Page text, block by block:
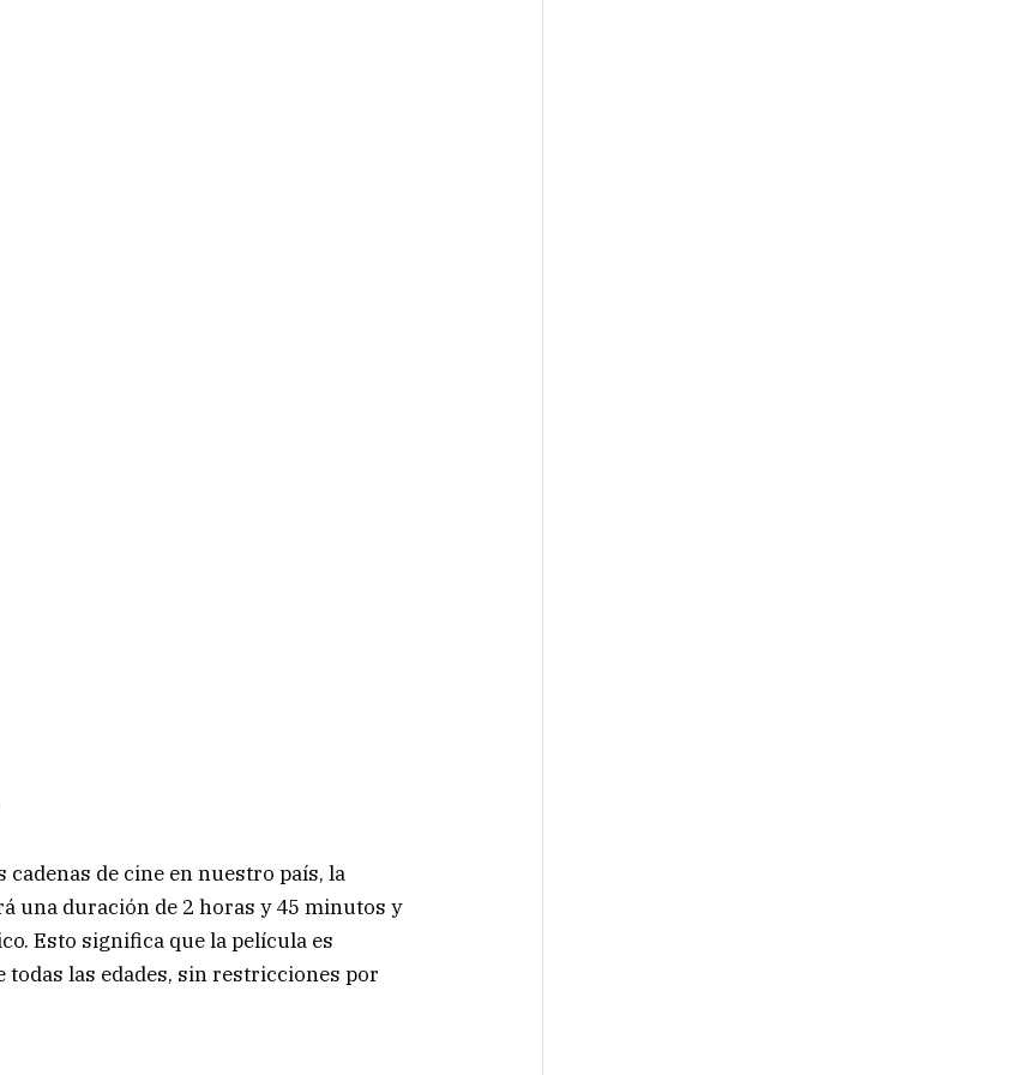
de cine en nuestro país, la
una duración de 2 horas y 45 minutos y
Esto significa que la película es
todas las edades, sin restricciones por